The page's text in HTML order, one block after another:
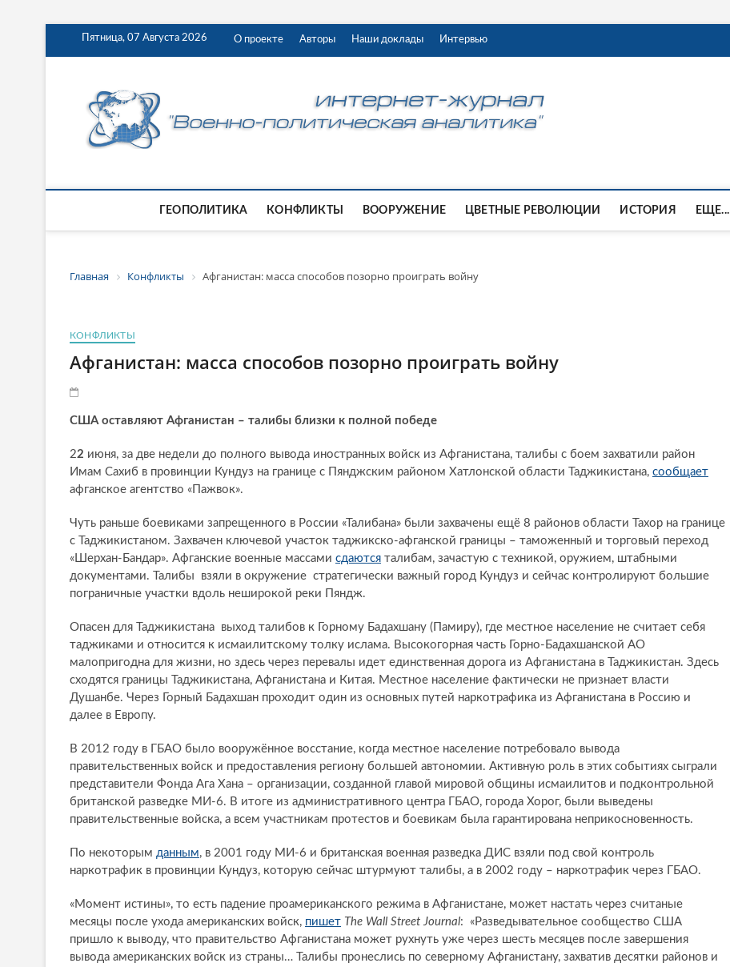
Пятница, 07 Августа 2026 О проекте Авторы Наши доклады Интервью
ГЕОПОЛИТИКА КОНФЛИКТЫ ВООРУЖЕНИЕ ЦВЕТНЫЕ РЕВОЛЮЦИИ ИСТОРИЯ ЕЩЕ...
Главная Конфликты Афганистан: масса способов позорно проиграть войну
КОНФЛИКТЫ
Афганистан: масса способов позорно проиграть войну
США оставляют Афганистан – талибы близки к полной победе
22 июня, за две недели до полного вывода иностранных войск из Афганистана, талибы с боем захватили район
Имам Сахиб в провинции Кундуз на границе с Пянджским районом Хатлонской области Таджикистана, сообщает
афганское агентство «Пажвок».
Чуть раньше боевиками запрещенного в России «Талибана» были захвачены ещё 8 районов области Тахор на границе
с Таджикистаном. Захвачен ключевой участок таджикско-афганской границы – таможенный и торговый переход
«Шерхан-Бандар». Афганские военные массами сдаются талибам, зачастую с техникой, оружием, штабными
документами. Талибы взяли в окружение стратегически важный город Кундуз и сейчас контролируют большие
пограничные участки вдоль неширокой реки Пяндж.
Опасен для Таджикистана выход талибов к Горному Бадахшану (Памиру), где местное население не считает себя
таджиками и относится к исмаилитскому толку ислама. Высокогорная часть Горно-Бадахшанской АО
малопригодна для жизни, но здесь через перевалы идет единственная дорога из Афганистана в Таджикистан. Здесь
сходятся границы Таджикистана, Афганистана и Китая. Местное население фактически не признает власти
Душанбе. Через Горный Бадахшан проходит один из основных путей наркотрафика из Афганистана в Россию и
далее в Европу.
В 2012 году в ГБАО было вооружённое восстание, когда местное население потребовало вывода
правительственных войск и предоставления региону большей автономии. Активную роль в этих событиях сыграли
представители Фонда Ага Хана – организации, созданной главой мировой общины исмаилитов и подконтрольной
британской разведке МИ-6. В итоге из административного центра ГБАО, города Хорог, были выведены
правительственные войска, а всем участникам протестов и боевикам была гарантирована неприкосновенность.
По некоторым данным, в 2001 году МИ-6 и британская военная разведка ДИС взяли под свой контроль
наркотрафик в провинции Кундуз, которую сейчас штурмуют талибы, а в 2002 году – наркотрафик через ГБАО.
«Момент истины», то есть падение проамериканского режима в Афганистане, может настать через считаные
месяцы после ухода американских войск, пишет The Wall Street Journal: «Разведывательное сообщество США
пришло к выводу, что правительство Афганистана может рухнуть уже через шесть месяцев после завершения
вывода американских войск из страны… Талибы пронеслись по северному Афганистану, захватив десятки районов и